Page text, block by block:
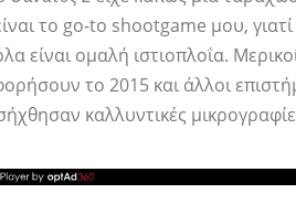
το go-to shootgame μου,
είναι ομαλή ιστιοπλοΐα.
το 2015 και άλλοι
καλλυντικές